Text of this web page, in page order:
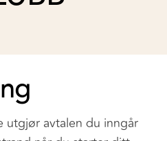
utgjør avtalen du inngår